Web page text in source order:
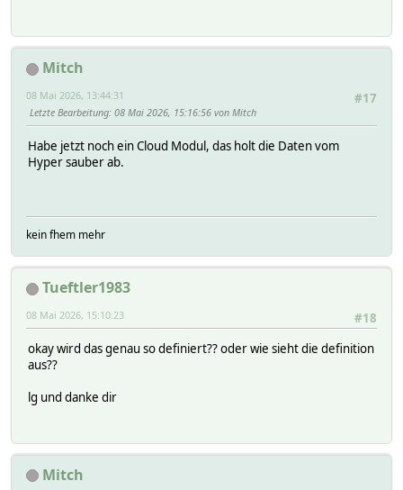
Mitch
#17
08 Mai 2026, 13:44:31
Letzte Bearbeitung: 08 Mai 2026, 15:16:56 von Mitch
Habe jetzt noch ein Cloud Modul, das holt die Daten vom
Hyper sauber ab.
kein fhem mehr
Tueftler1983
#18
08 Mai 2026, 15:10:23
okay wird das genau so definiert?? oder wie sieht die definition
aus??
lg und danke dir
Mitch